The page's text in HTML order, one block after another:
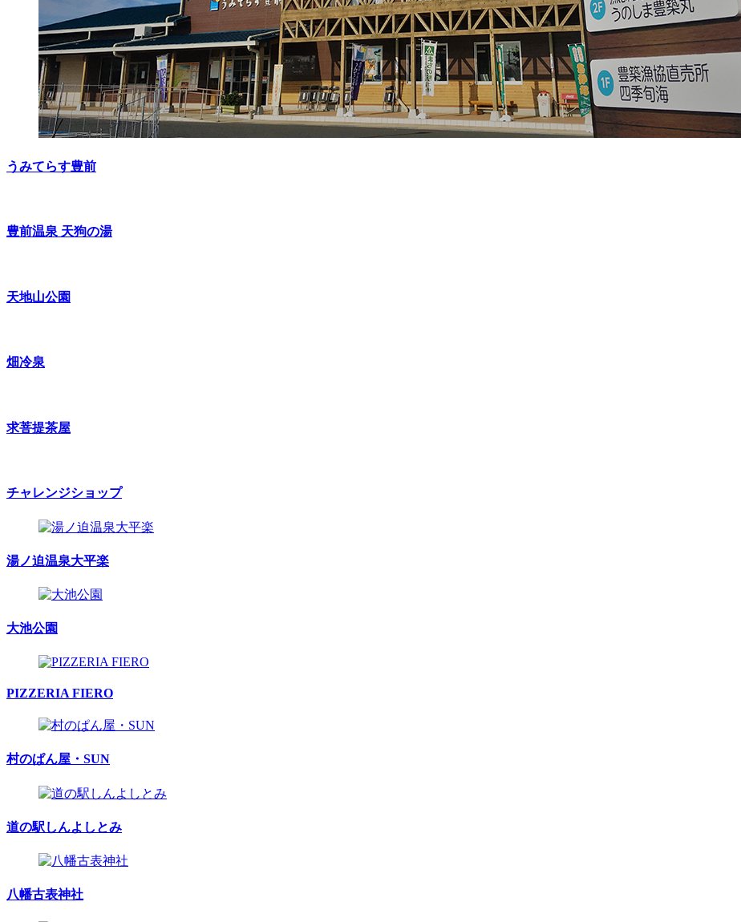
うみてらす豊前
豊前温泉 天狗の湯
天地山公園
畑冷泉
求菩提茶屋
チャレンジショップ
湯ノ迫温泉大平楽
大池公園
PIZZERIA FIERO
村のぱん屋・SUN
道の駅しんよしとみ
八幡古表神社